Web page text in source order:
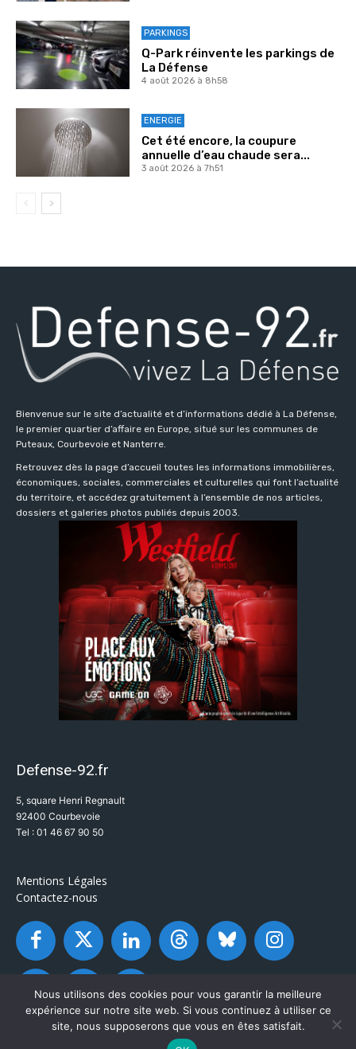
PARKINGS
Q-Park réinvente les parkings de
La Défense
4 août 2026 à 8h58
ENERGIE
Cet été encore, la coupure
annuelle d’eau chaude sera...
3 août 2026 à 7h51
Bienvenue sur le site d’actualité et d’informations dédié à La Défense,
le premier quartier d’affaire en Europe, situé sur les communes de
Puteaux, Courbevoie et Nanterre.
Retrouvez dès la page d’accueil toutes les informations immobilières,
économiques, sociales, commerciales et culturelles qui font l’actualité
du territoire, et accédez gratuitement à l’ensemble de nos articles,
dossiers et galeries photos publiés depuis 2003.
Defense-92.fr
5, square Henri Regnault
92400 Courbevoie
Tel : 01 46 67 90 50
Mentions Légales
Contactez-nous
Nous utilisons des cookies pour vous garantir la meilleure
expérience sur notre site web. Si vous continuez à utiliser ce
site, nous supposerons que vous en êtes satisfait.